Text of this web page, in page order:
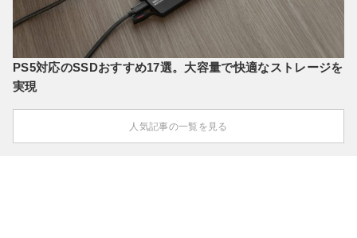
PS5対応のSSDおすすめ17選。大容量で快適なストレージを
実現
人気記事の一覧を見る